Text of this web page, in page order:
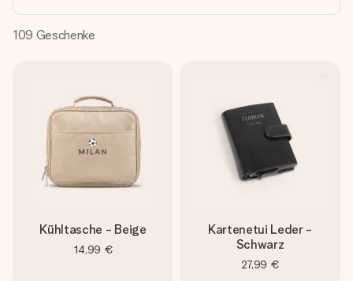
109 Geschenke
Kühltasche - Beige
14,99 €
Kartenetui Leder -
Schwarz
27,99 €